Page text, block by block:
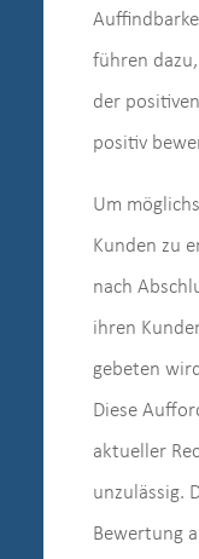
führen
der
positiv
Um
Kunden zu
nach
ihren
gebeten
Diese
aktueller
unzulässig.
Bewertung